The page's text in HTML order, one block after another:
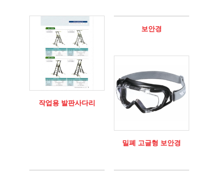
작업용 발판사다리
보안경
밀폐 고글형 보안경